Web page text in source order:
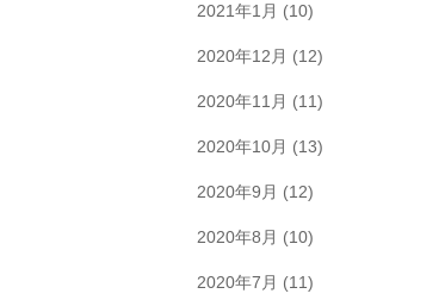
2021年1月 (10)
2020年12月 (12)
2020年11月 (11)
2020年10月 (13)
2020年9月 (12)
2020年8月 (10)
2020年7月 (11)